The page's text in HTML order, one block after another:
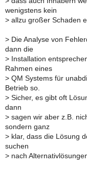
wenigstens kein
> allzu großer Schaden
> Die Analyse von
dann die
> Installation
Rahmen eines
> QM Systems für
Betrieb so.
> Sicher, es gibt oft
dann
> sagen wir aber z.B.
sondern ganz
> klar, dass die Lösung
suchen
> nach